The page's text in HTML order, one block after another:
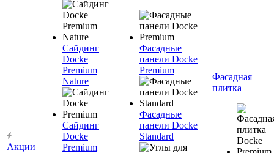
Акции
Сайдинг
Docke
Premium
Nature
Сайдинг
Docke
Premium
Фасадные
панели Docke
Premium
Фасадные
панели Docke
Standard
Фасадная
плитка